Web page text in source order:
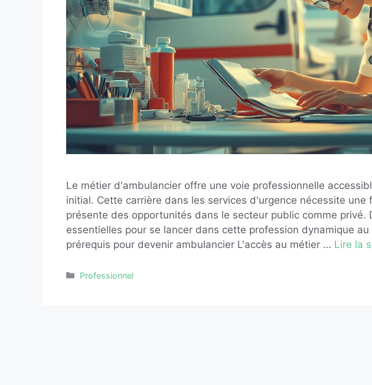
Le métier d'ambulancier offre une voie professionnelle
initial. Cette carrière dans les services d'urgence nécessite une
présente des opportunités dans le secteur public comme privé.
essentielles pour se lancer dans cette profession dynamique
prérequis pour devenir ambulancier L'accès au métier … Lire la
Catégories
Professionnel